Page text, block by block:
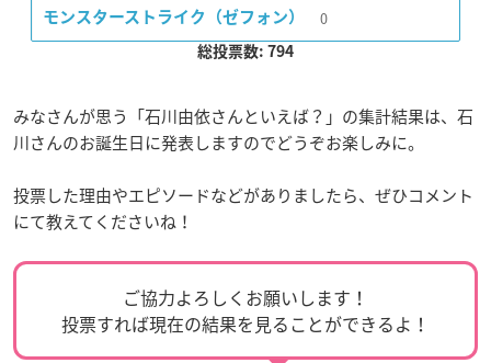
モンスターストライク（ゼフォン） 0
総投票数: 794
みなさんが思う「石川由依さんといえば？」の集計結果は、石
川さんのお誕生日に発表しますのでどうぞお楽しみに。
投票した理由やエピソードなどがありましたら、ぜひコメント
にて教えてくださいね！
ご協力よろしくお願いします！
投票すれば現在の結果を見ることができるよ！